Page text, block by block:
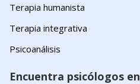
Terapia humanista
Terapia integrativa
Psicoanálisis
Encuentra psicólogos en